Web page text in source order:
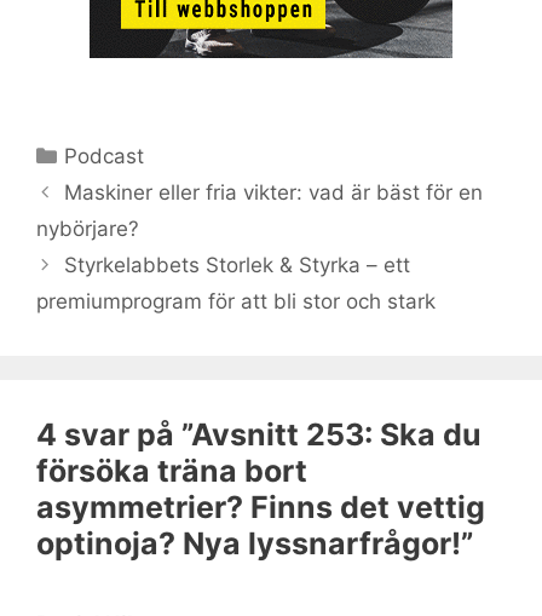
Kategorier
Podcast
Maskiner eller fria vikter: vad är bäst för en
nybörjare?
Styrkelabbets Storlek & Styrka – ett
premiumprogram för att bli stor och stark
4 svar på ”Avsnitt 253: Ska du
försöka träna bort
asymmetrier? Finns det vettig
optinoja? Nya lyssnarfrågor!”